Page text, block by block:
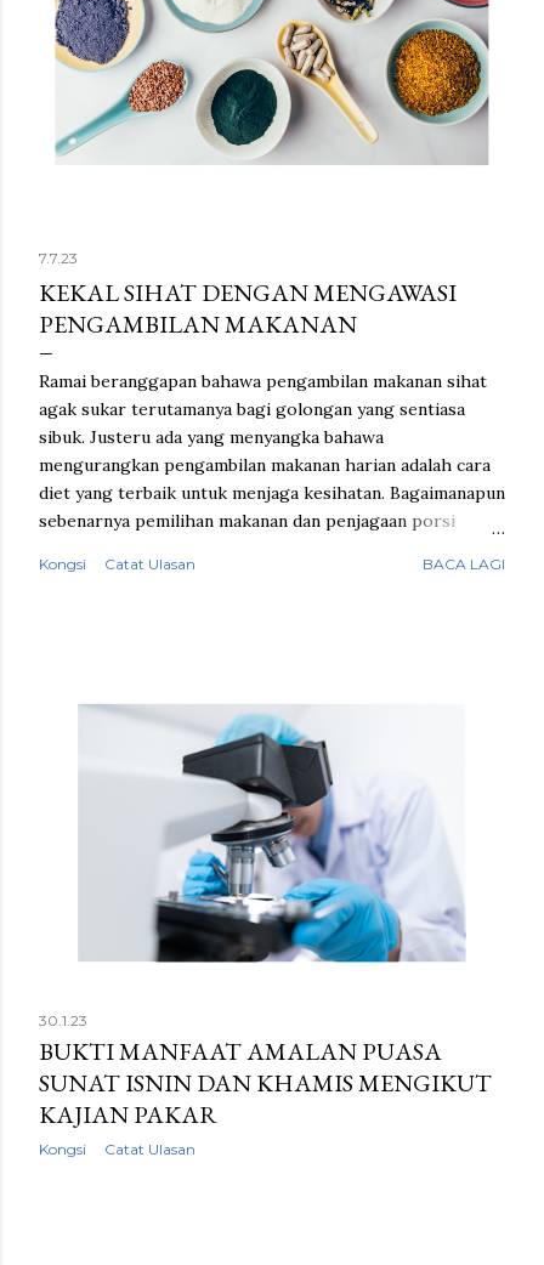
7.7.23
KEKAL SIHAT DENGAN MENGAWASI
PENGAMBILAN MAKANAN
Ramai beranggapan bahawa pengambilan makanan sihat
agak sukar terutamanya bagi golongan yang sentiasa
sibuk. Justeru ada yang menyangka bahawa
mengurangkan pengambilan makanan harian adalah cara
diet yang terbaik untuk menjaga kesihatan. Bagaimanapun
sebenarnya pemilihan makanan dan penjagaan porsi
nutrisi yang diperlukan tanpa perlu menahan rasa lapar.
sering dipinggirkan akibat kekangan masa. Sarapan pagi
yang baik akan memastikan tubuh anda memperoleh
tenaga dan nutrisi yang cukup untuk menjalankan kerja-
kerja harian dengan lebih produktif. Begitu juga dengan
waktu makan tengah hari dan makan malam. Elakkan
waktu makan tengah hari dan makan malam yang terlalu
lewat dari norma. Waktu makan tengah hari yang ideal
ialah pada jam 12 tengah hari ...
Kongsi Catat Ulasan BACA LAGI
30.1.23
BUKTI MANFAAT AMALAN PUASA
SUNAT ISNIN DAN KHAMIS MENGIKUT
KAJIAN PAKAR
Kongsi Catat Ulasan